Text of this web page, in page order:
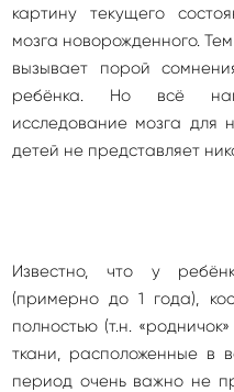
картину текущего
мозга новорожденного.
вызывает порой
ребёнка. Но всё
исследование мозга для
детей не представляет
Известно, что у
(примерно до 1 года),
полностью (т.н.
ткани, расположенные в
период очень важно не